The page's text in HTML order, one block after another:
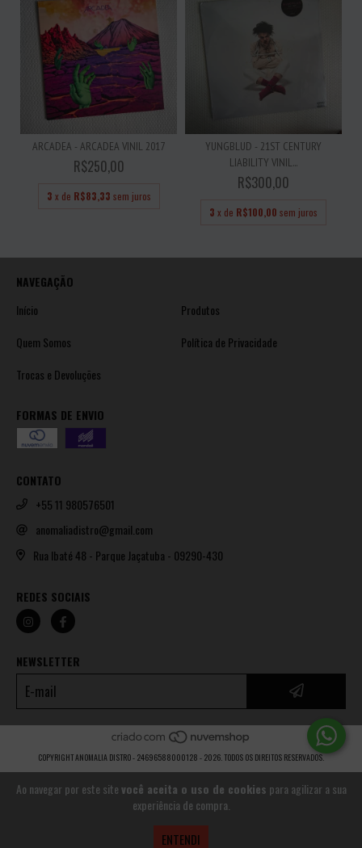
Ao navegar por este sitevocê aceita o uso de cookies para agilizar a sua
experiência de compra.
ENTENDI
ARCADEA - ARCADEA VINIL 2017
R$250,00
3 x de R$83,33 sem juros
YUNGBLUD - 21ST CENTURY
LIABILITY VINIL...
R$300,00
3 x de R$100,00 sem juros
NAVEGAÇÃO
Início
Produtos
Quem Somos
Política de Privacidade
Trocas e Devoluções
FORMAS DE ENVIO
CONTATO
+55 11 980576501
anomaliadistro@gmail.com
Rua Ibaté 48 - Parque Jaçatuba - 09290-430
REDES SOCIAIS
NEWSLETTER
COPYRIGHT ANOMALIA DISTRO - 24696588000128 - 2026. TODOS OS DIREITOS RESERVADOS.